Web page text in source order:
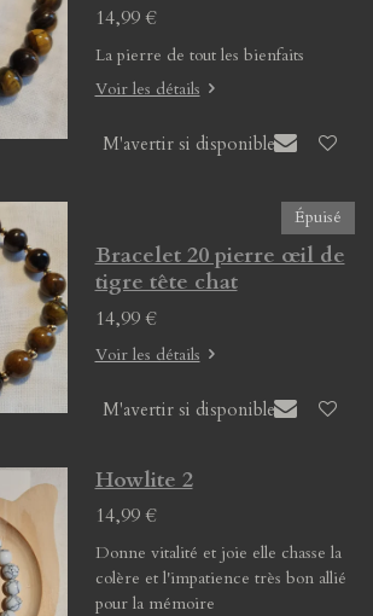
14,99 €
La pierre de tout les bienfaits
Voir les détails
M'avertir si disponible
Épuisé
Bracelet 20 pierre œil de
tigre tête chat
14,99 €
Voir les détails
M'avertir si disponible
Howlite 2
14,99 €
Donne vitalité et joie elle chasse la
colère et l'impatience très bon allié
pour la mémoire